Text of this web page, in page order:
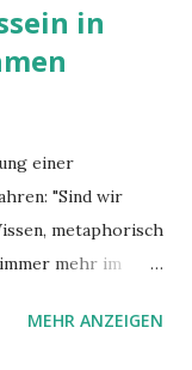
in
einer
"Sind wir
metaphorisch
mehr im
verstandenen
MEHR ANZEIGEN